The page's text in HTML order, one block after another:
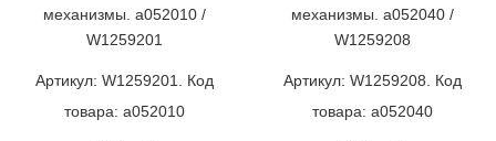
механизмы. a052010 /
W1259201
Артикул: W1259201. Код
товара: a052010
механизмы. a052040 /
W1259208
Артикул: W1259208. Код
товара: a052040